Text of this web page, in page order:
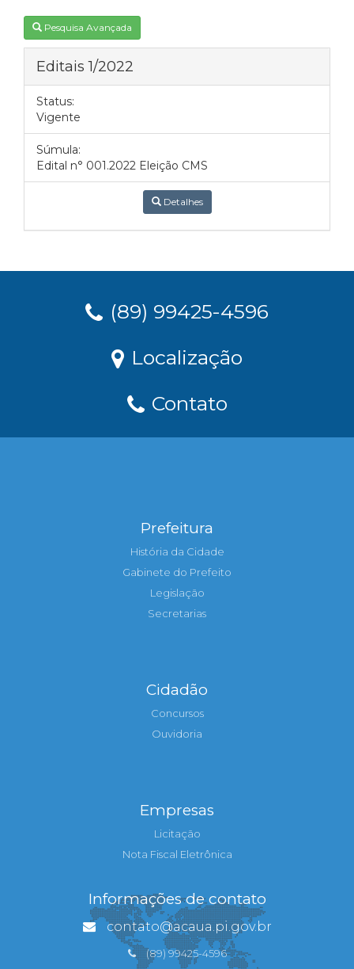
Pesquisa Avançada
Editais 1/2022
Status:
Vigente
Súmula:
Edital n° 001.2022 Eleição CMS
Detalhes
(89) 99425-4596
Localização
Contato
Prefeitura
História da Cidade
Gabinete do Prefeito
Legislação
Secretarias
Cidadão
Concursos
Ouvidoria
Empresas
Licitação
Nota Fiscal Eletrônica
Informações de contato
contato@acaua.pi.gov.br
(89) 99425-4596